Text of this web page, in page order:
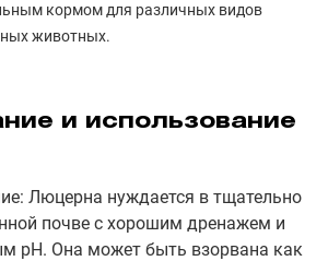
кормом для различных видов
животных.
и использование
Люцерна нуждается в тщательно
почве с хорошим дренажем и
pH. Она может быть взорвана как